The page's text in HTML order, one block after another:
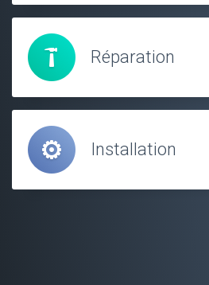
Réparation
Installation